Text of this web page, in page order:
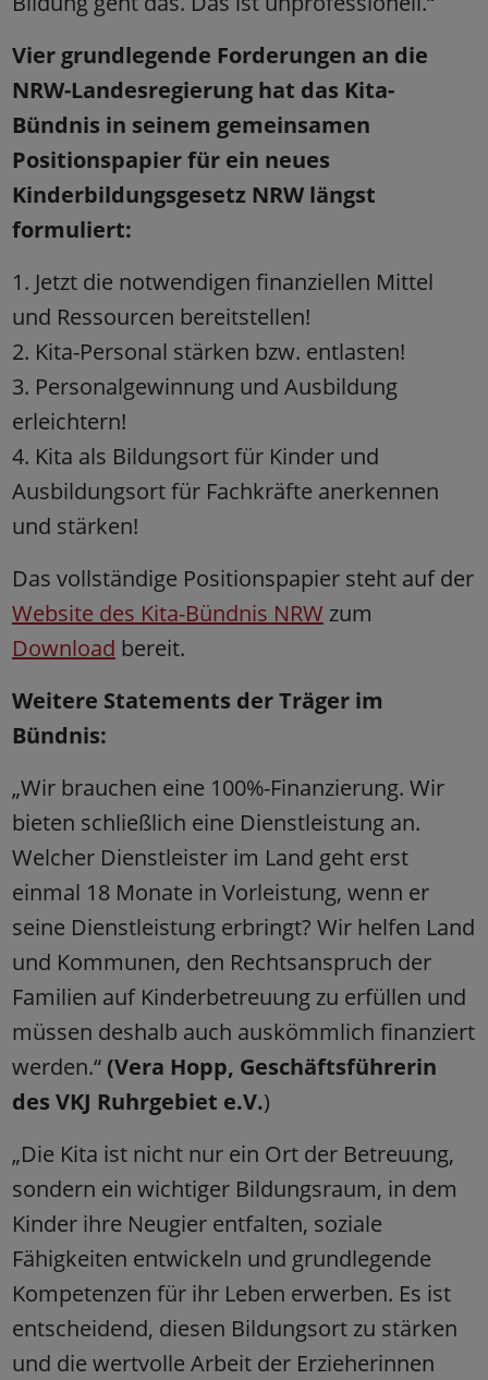
Vier grundlegende Forderungen an die
NRW-Landesregierung hat das Kita-
Bündnis in seinem gemeinsamen
Positionspapier für ein neues
Kinderbildungsgesetz NRW längst
formuliert:
1. Jetzt die notwendigen finanziellen Mittel
und Ressourcen bereitstellen!
2. Kita-Personal stärken bzw. entlasten!
3. Personalgewinnung und Ausbildung
erleichtern!
4. Kita als Bildungsort für Kinder und
Ausbildungsort für Fachkräfte anerkennen
und stärken!
Das vollständige Positionspapier steht auf der
Website des Kita-Bündnis NRW zum
Download bereit.
Weitere Statements der Träger im
Bündnis:
„Wir brauchen eine 100%-Finanzierung. Wir
bieten schließlich eine Dienstleistung an.
Welcher Dienstleister im Land geht erst
einmal 18 Monate in Vorleistung, wenn er
seine Dienstleistung erbringt? Wir helfen Land
und Kommunen, den Rechtsanspruch der
Familien auf Kinderbetreuung zu erfüllen und
müssen deshalb auch auskömmlich finanziert
werden.“ (Vera Hopp, Geschäftsführerin
des VKJ Ruhrgebiet e.V.)
„Die Kita ist nicht nur ein Ort der Betreuung,
sondern ein wichtiger Bildungsraum, in dem
Kinder ihre Neugier entfalten, soziale
Fähigkeiten entwickeln und grundlegende
Kompetenzen für ihr Leben erwerben. Es ist
entscheidend, diesen Bildungsort zu stärken
und die wertvolle Arbeit der Erzieherinnen